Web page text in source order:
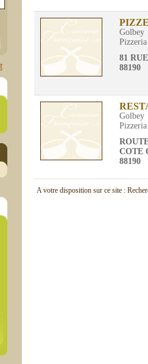
Golbey
Pizzeria
81
88190
Golbey
Pizzeria
COTE
88190
A votre disposition sur ce site :